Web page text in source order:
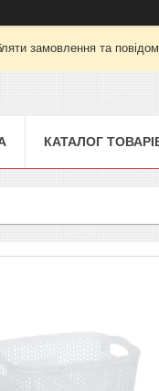
замовлення та
КАТАЛОГ